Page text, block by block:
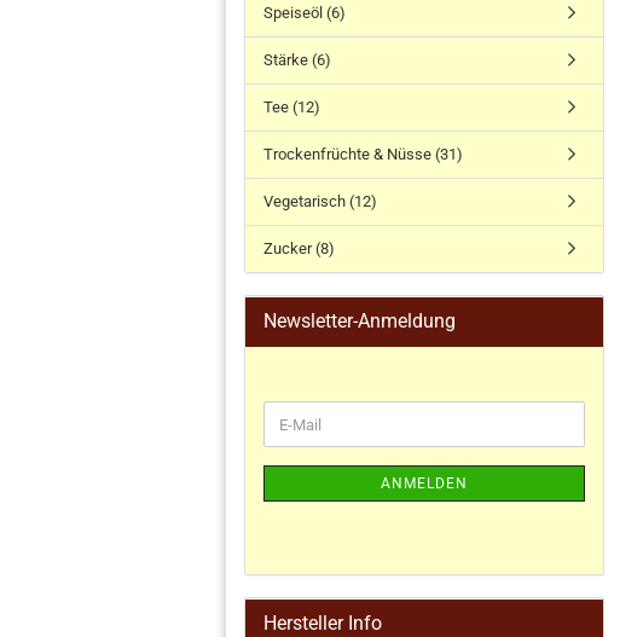
Speiseöl (6)
Stärke (6)
Tee (12)
Trockenfrüchte & Nüsse (31)
Vegetarisch (12)
Zucker (8)
Newsletter-Anmeldung
ANMELDEN
Hersteller Info